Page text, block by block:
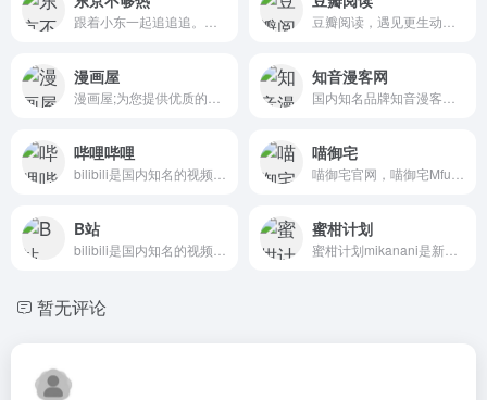
漫画屋 知音漫客网
哔哩哔哩 喵御宅
B站 蜜柑计划
暂无评论